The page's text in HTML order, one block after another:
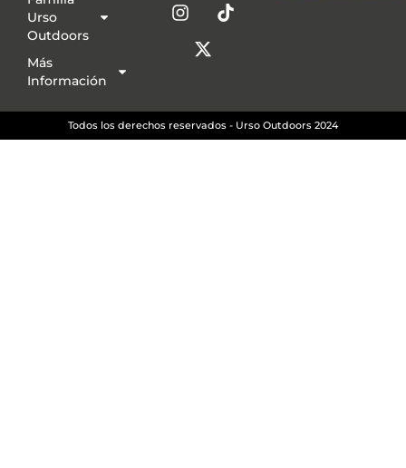
Urso
Outdoors
Más
Información
Todos los derechos reservados - Urso Outdoors 2024